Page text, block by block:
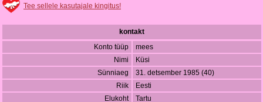
Tee sellele kasutajale kingitus!
kontakt
Konto tüüp
mees
Nimi
Küsi
Sünniaeg
31. detsember 1985 (40)
Riik
Eesti
Elukoht
Tartu